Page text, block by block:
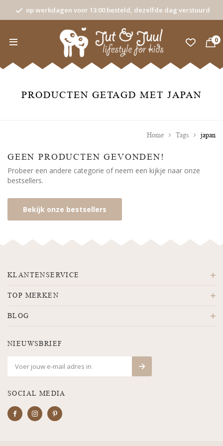
op werkdagen voor 13:00 besteld, dezelfde dag verstuurd
0
PRODUCTEN GETAGD MET JAPAN
Home Tags japan
GEEN PRODUCTEN GEVONDEN!
Probeer een andere categorie of neem een kijkje naar onze
bestsellers.
Bekijk onze bestsellers
KLANTENSERVICE
TOP MERKEN
BLOG
NIEUWSBRIEF
SOCIAL MEDIA